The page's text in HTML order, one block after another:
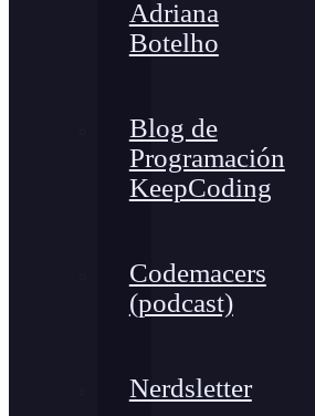
Adriana
Botelho
Blog de
Programación
KeepCoding
Codemacers
(podcast)
Nerdsletter